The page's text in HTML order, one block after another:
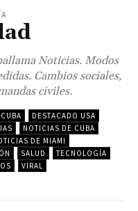
Noticias. Modos
Cambios sociales,
civiles.
DESTACADO USA
NOTICIAS DE CUBA
DE MIAMI
SALUD
TECNOLOGÍA
VIRAL